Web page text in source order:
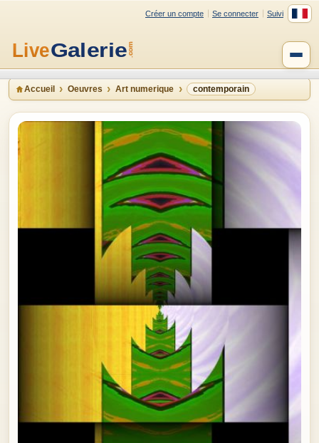
Créer un compte Se connecter Suivi
Accueil Oeuvres Art numerique contemporain